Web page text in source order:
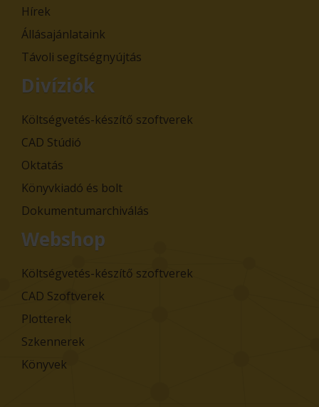
Hírek
Állásajánlataink
Távoli segítségnyújtás
Divíziók
Költségvetés-készítő szoftverek
CAD Stúdió
Oktatás
Könyvkiadó és bolt
Dokumentumarchiválás
Webshop
Költségvetés-készítő szoftverek
CAD Szoftverek
Plotterek
Szkennerek
Könyvek